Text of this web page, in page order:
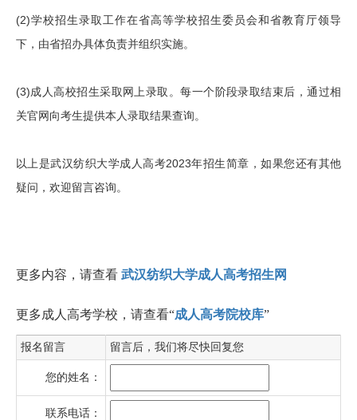
(2)学校招生录取工作在省高等学校招生委员会和省教育厅领导
下，由省招办具体负责并组织实施。
(3)成人高校招生采取网上录取。每一个阶段录取结束后，通过相
关官网向考生提供本人录取结果查询。
以上是武汉纺织大学成人高考2023年招生简章，如果您还有其他
疑问，欢迎留言咨询。
更多内容，请查看 武汉纺织大学成人高考招生网
更多成人高考学校，请查看“成人高考院校库”
报名留言 留言后，我们将尽快回复您
您的姓名：
联系电话：